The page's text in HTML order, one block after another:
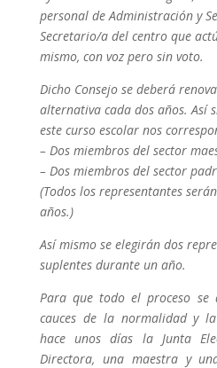
personal de Administración y
Secretario/a del centro que
mismo, con voz pero sin voto.
Dicho Consejo se deberá
alternativa cada dos años. Así
este curso escolar nos
– Dos miembros del sector
– Dos miembros del sector
(Todos los representantes
años.)
Así mismo se elegirán dos
suplentes durante un año.
Para que todo el proceso
cauces de la normalidad y
hace unos días la Junta
Directora, una maestra y